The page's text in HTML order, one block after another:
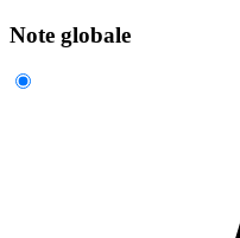
Note globale